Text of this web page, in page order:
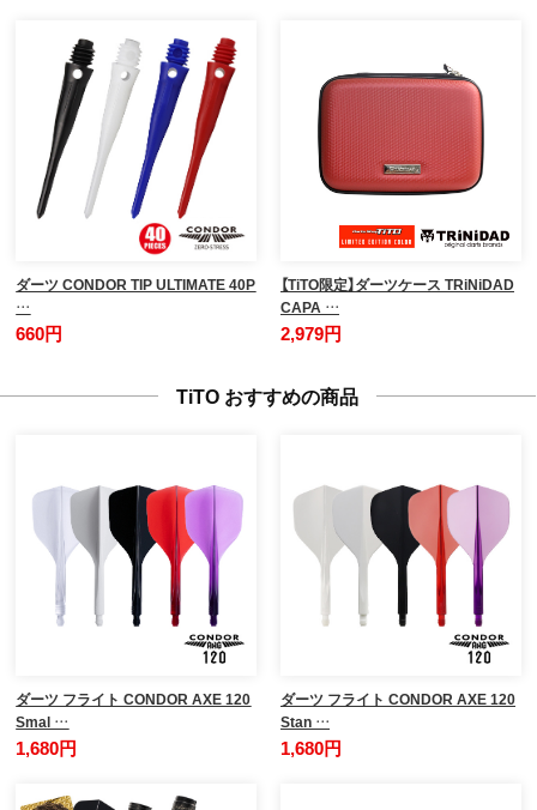
ダーツ CONDOR TIP ULTIMATE 40P
…
660円
【TiTO限定】ダーツケース TRiNiDAD
CAPA …
2,979円
TiTO おすすめの商品
ダーツ フライト CONDOR AXE 120
Smal …
1,680円
ダーツ フライト CONDOR AXE 120
Stan …
1,680円